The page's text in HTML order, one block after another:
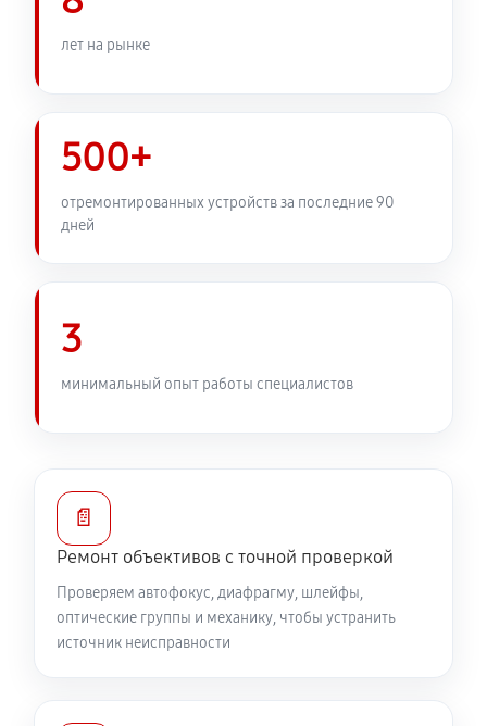
Установка подвеса объектива Canon EF-M 22mm f/2
STM
460 руб
Замена электронной платы
Ремонт узла автофокуса
Замена переходных шлейфов
Устранение механических повреждений
Ремонт электроники объектива Canon EF-M 22mm
f/2 STM
1040 руб 60 минут
лет на рынке
500+
отремонтированных устройств за последние 90
дней
3
минимальный опыт работы специалистов
📄
Ремонт объективов с точной проверкой
Проверяем автофокус, диафрагму, шлейфы,
оптические группы и механику, чтобы устранить
источник неисправности